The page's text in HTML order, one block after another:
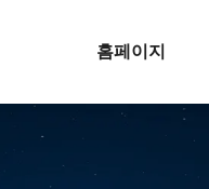
홈페이지